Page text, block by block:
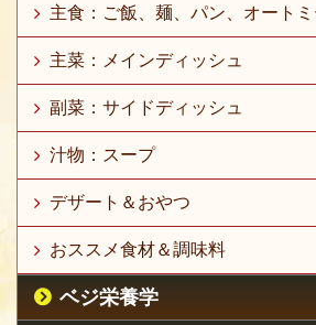
主食：ご飯、麺、パン、オート
主菜：メインディッシュ
副菜：サイドディッシュ
汁物：スープ
デザート＆おやつ
おススメ食材＆調味料
ベジ栄養学